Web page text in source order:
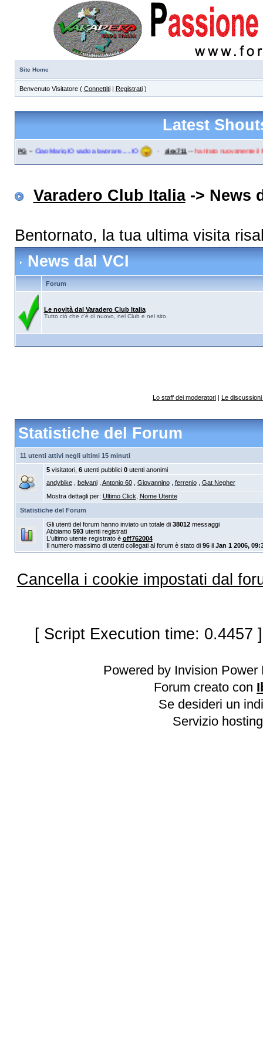
Site Home
Benvenuto Visitatore ( Connettiti| Registrati)
Latest
--Ciao Mario,IO vado a lavorare......IO · alex711--ha tirato nuovamente il
Varadero Club Italia-> News
Bentornato, la tua ultima visita
News dal VCI
Forum
Le novità dal Varadero Club Italia
Tutto ciò che c'è di nuovo, nel Club e nel sito.
Lo staff dei moderatori | Le discussioni
Statistiche del Forum
11 utenti attivi negli ultimi 15 minuti
5visitatori, 6utenti pubblici 0utenti anonimi
andybike, belvani, Antonio 60, Giovannino, ferrenio, Gat Negher
Mostra dettagli per: Ultimo Click
Nome Utente
Statistiche del Forum
Gli utenti del forum hanno inviato un totale di 38012messaggi
Abbiamo 593utenti registrati
L'ultimo utente registrato è off762004
Il numero massimo di utenti collegati al forum è stato di 96il Jan 1 2006,
Cancella i cookie impostati dal
[ Script Execution time:
Powered by Invision
Forum creato con
Se desideri un
Servizio